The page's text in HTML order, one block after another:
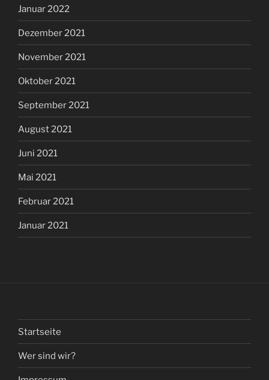
Januar 2022
Dezember 2021
November 2021
Oktober 2021
September 2021
August 2021
Juni 2021
Mai 2021
Februar 2021
Januar 2021
Startseite
Wer sind wir?